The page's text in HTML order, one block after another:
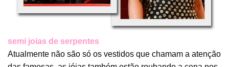
semi joias de serpentes
Atualmente não são só os vestidos que chamam a atenção